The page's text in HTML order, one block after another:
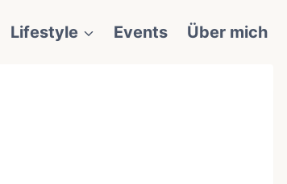
Lifestyle Events Über mich